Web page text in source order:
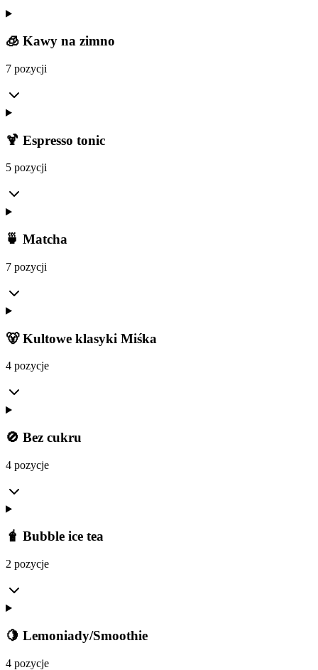
🧊 Kawy na zimno
7 pozycji
🍹 Espresso tonic
5 pozycji
🍵 Matcha
7 pozycji
🐻 Kultowe klasyki Miśka
4 pozycje
🚫 Bez cukru
4 pozycje
🧋 Bubble ice tea
2 pozycje
🍋 Lemoniady/Smoothie
4 pozycje